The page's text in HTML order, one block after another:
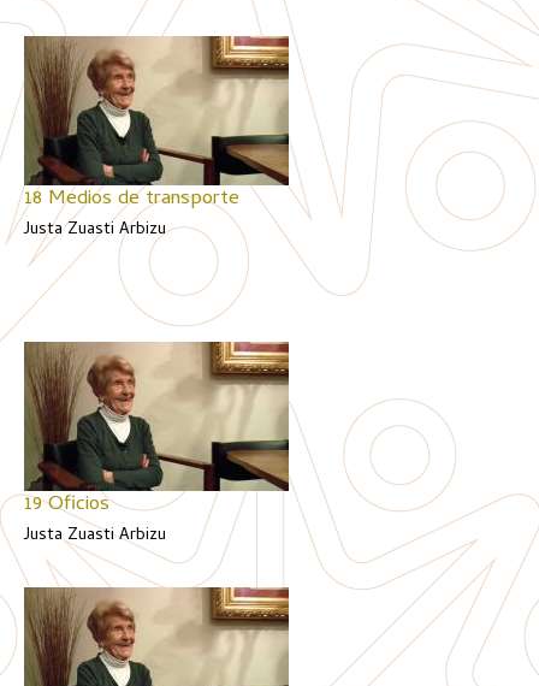
18 Medios de transporte
Justa Zuasti Arbizu
19 Oficios
Justa Zuasti Arbizu